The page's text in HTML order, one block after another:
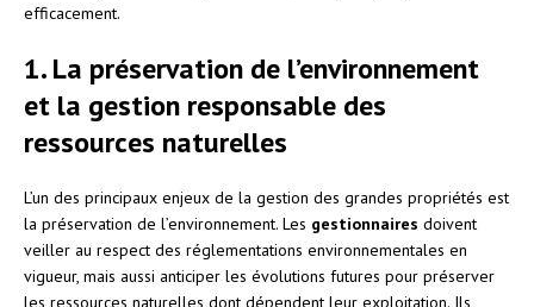
efficacement.
1. La préservation de l’environnement
et la gestion responsable des
ressources naturelles
L’un des principaux enjeux de la gestion des grandes propriétés est
la préservation de l’environnement. Les gestionnaires doivent
veiller au respect des réglementations environnementales en
vigueur, mais aussi anticiper les évolutions futures pour préserver
les ressources naturelles dont dépendent leur exploitation. Ils